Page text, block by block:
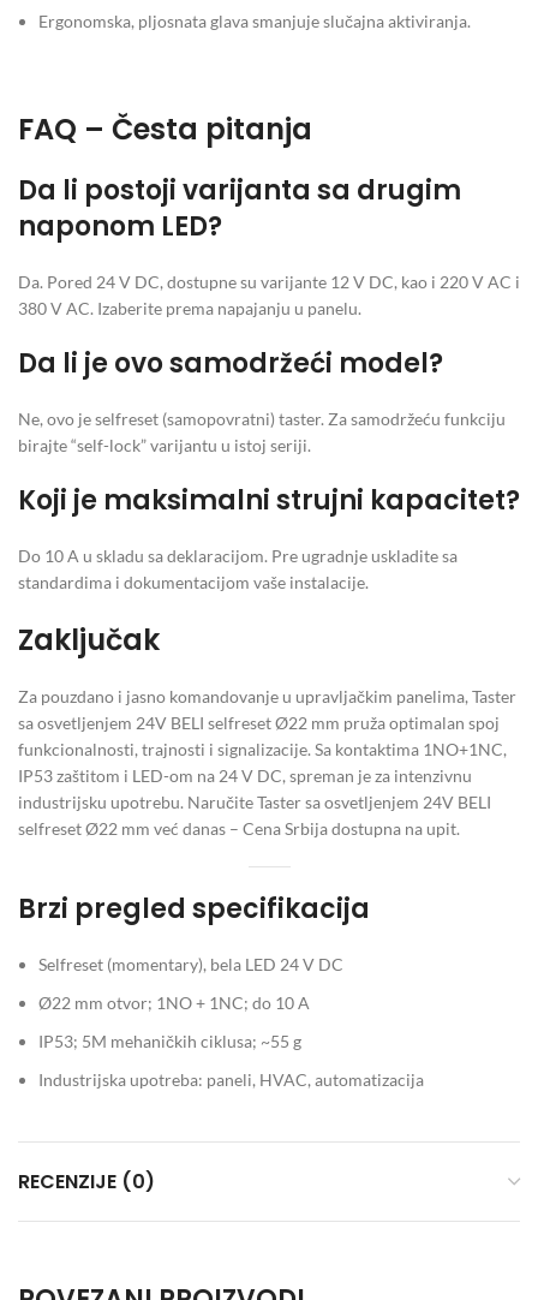
Ergonomska, pljosnata glava smanjuje slučajna aktiviranja.
FAQ – Česta pitanja
Da li postoji varijanta sa drugim
naponom LED?
Da. Pored 24 V DC, dostupne su varijante 12 V DC, kao i 220 V AC i
380 V AC. Izaberite prema napajanju u panelu.
Da li je ovo samodržeći model?
Ne, ovo je selfreset (samopovratni) taster. Za samodržeću funkciju
birajte “self-lock” varijantu u istoj seriji.
Koji je maksimalni strujni kapacitet?
Do 10 A u skladu sa deklaracijom. Pre ugradnje uskladite sa
standardima i dokumentacijom vaše instalacije.
Zaključak
Za pouzdano i jasno komandovanje u upravljačkim panelima, Taster
sa osvetljenjem 24V BELI selfreset Ø22 mm pruža optimalan spoj
funkcionalnosti, trajnosti i signalizacije. Sa kontaktima 1NO+1NC,
IP53 zaštitom i LED-om na 24 V DC, spreman je za intenzivnu
industrijsku upotrebu. Naručite Taster sa osvetljenjem 24V BELI
selfreset Ø22 mm već danas – Cena Srbija dostupna na upit.
Brzi pregled specifikacija
Selfreset (momentary), bela LED 24 V DC
Ø22 mm otvor; 1NO + 1NC; do 10 A
IP53; 5M mehaničkih ciklusa; ~55 g
Industrijska upotreba: paneli, HVAC, automatizacija
RECENZIJE (0)